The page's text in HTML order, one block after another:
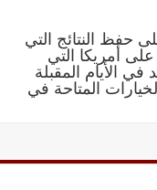
حفظ النتائج التي
على أمريكا التي
الأيام المقبلة
المتاحة في